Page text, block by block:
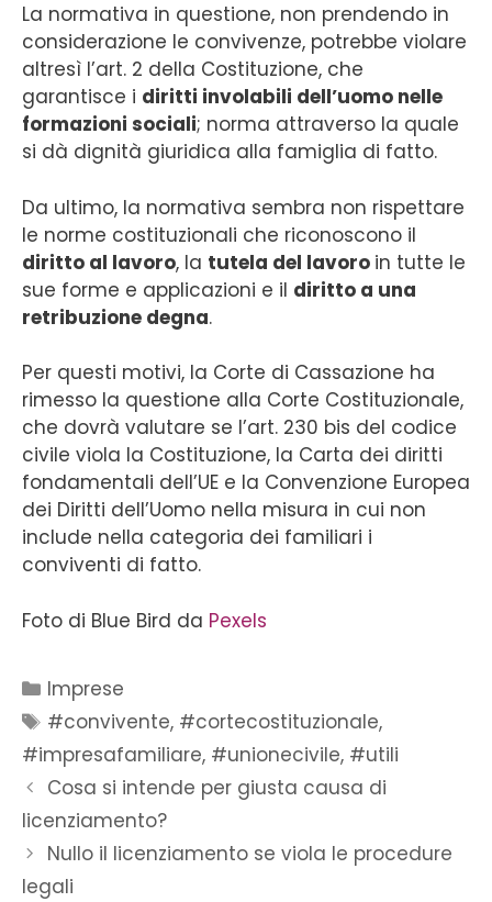
La normativa in questione, non prendendo in
considerazione le convivenze, potrebbe violare
altresì l’art. 2 della Costituzione, che
garantisce i diritti involabili dell’uomo nelle
formazioni sociali; norma attraverso la quale
si dà dignità giuridica alla famiglia di fatto.
Da ultimo, la normativa sembra non rispettare
le norme costituzionali che riconoscono il
diritto al lavoro, la tutela del lavoro in tutte le
sue forme e applicazioni e il diritto a una
retribuzione degna.
Per questi motivi, la Corte di Cassazione ha
rimesso la questione alla Corte Costituzionale,
che dovrà valutare se l’art. 230 bis del codice
civile viola la Costituzione, la Carta dei diritti
fondamentali dell’UE e la Convenzione Europea
dei Diritti dell’Uomo nella misura in cui non
include nella categoria dei familiari i
conviventi di fatto.
Foto di Blue Bird da Pexels
Imprese
#convivente, #cortecostituzionale,
#impresafamiliare, #unionecivile, #utili
Cosa si intende per giusta causa di
licenziamento?
Nullo il licenziamento se viola le procedure
legali